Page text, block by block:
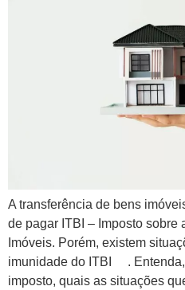
A transferência de bens
de pagar ITBI – Imposto sobre
Imóveis. Porém, existem
imunidade do ITBI . Entenda,
imposto, quais as situações